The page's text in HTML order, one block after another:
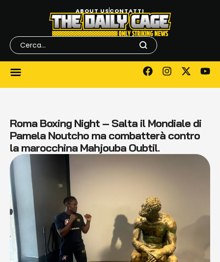
ABOUT USCONTATTI
Roma Boxing Night – Salta il Mondiale di
Pamela Noutcho ma combatterà contro
la marocchina Mahjouba Oubtil.